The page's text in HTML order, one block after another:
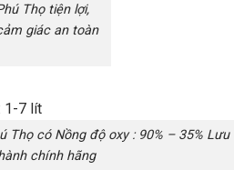
Thọ tiện lợi,
giác an toàn
Thọ có Nồng độ oxy : 90% – 35% Lưu
chính hãng